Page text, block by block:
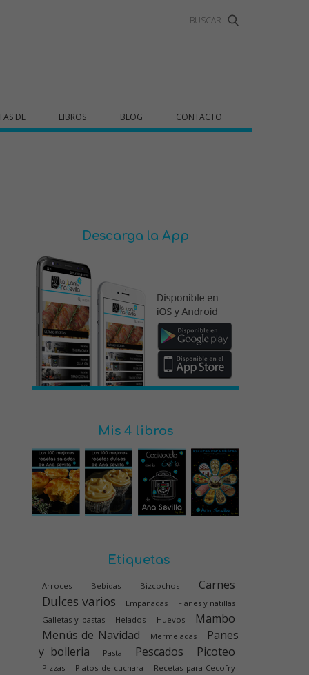
DE LIBROS BLOG CONTACTO
Descarga la App
Mis 4 libros
Etiquetas
Arroces Bebidas Bizcochos Carnes
Dulces varios Empanadas
Flanes y natillas
Galletas y pastas
Helados Huevos
Mambo
Menús de Navidad
Mermeladas
Panes
y bolleria
Pasta Pescados Picoteo
Pizzas Platos de cuchara Recetas para Cecofry